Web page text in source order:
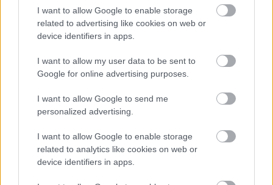
I want to allow Google to enable storage
related to advertising like cookies on web or
device identifiers in apps.
I want to allow my user data to be sent to
Google for online advertising purposes.
I want to allow Google to send me
personalized advertising.
I want to allow Google to enable storage
related to analytics like cookies on web or
device identifiers in apps.
DÍSZKIVILÁGÍTÁS LEKAPCSOLÁSA
A város 77 helyszínén zajlik a munkavégzés, a Győr Projekt
kezelésében lévő épületek egy részét is érinti az intézkedés.